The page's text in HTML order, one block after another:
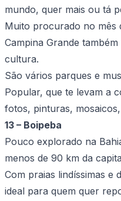
mundo, quer mais ou tá
Muito procurado no mês
Campina Grande
cultura.
São vários parques e
Popular, que te levam a
fotos, pinturas,
13 – Boipeba
Pouco explorado na
menos de 90 km da
Com praias lindíssimas e
ideal para quem quer